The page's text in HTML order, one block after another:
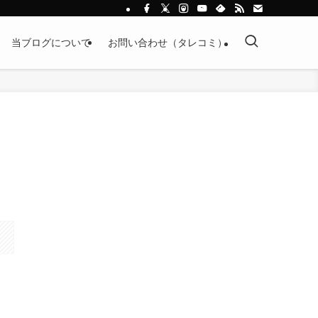
当ブログについて お問い合わせ（タレコミ）